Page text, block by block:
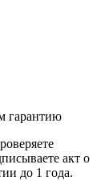
гарантию
акт о
до 1 года.